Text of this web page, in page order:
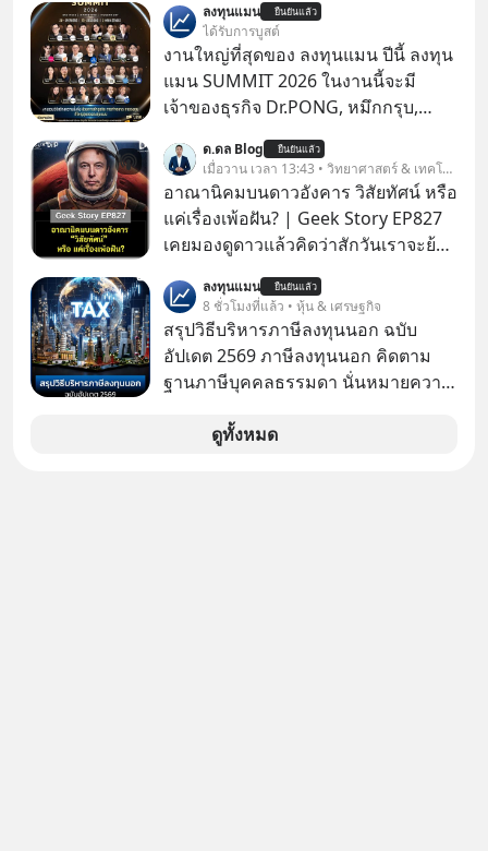
แรกในประเทศไทย ที่ Central Park
ลงทุนแมน ยืนยันแล้ว
ได้รับการบูสต์
งานใหญ่ที่สุดของ ลงทุนแมน ปีนี้ ลงทุน
แมน SUMMIT 2026 ในงานนี้จะมี
เจ้าของธุรกิจ Dr.PONG, หมึกกรุบ,
Fastwork, MizuMi, KARMART, อิชิตัน
มาแชร์ความรู้การสร้างธุรกิจ
ด.ดล Blog ยืนยันแล้ว
เมื่อวาน เวลา 13:43 • วิทยาศาสตร์ & เทคโนโลยี
อาณานิคมบนดาวอังคาร วิสัยทัศน์ หรือ
แค่เรื่องเพ้อฝัน? | Geek Story EP827
เคยมองดูดาวแล้วคิดว่าสักวันเราจะย้าย
หรือ Jeff Bezos บอกไว้หรือเปล่า ภาพ
ฝันที่มหาเศรษฐีซิลิคอนแวลลีย์วาดไว้ว่า
มนุษย์นับล้านจะไปสร้างอาณานิคม
ใหม่ ล้อมรอบด้วยเทคโนโลยีสุดล้ำ อาจ
จะฟังดูน่าตื่นเต้น แต่ความจริงที่ถูกซ่อน
ไว้ใต้พรมคือ ดาวอังคารเป็นเพียงนรกที่
เต็มไปด้วยรังสีมรณะและฝุ่นพิษ แล้ว
ลงทุนแมน ยืนยันแล้ว
8 ชั่วโมงที่แล้ว • หุ้น & เศรษฐกิจ
สรุปวิธีบริหารภาษีลงทุนนอก ฉบับ
อัปเดต 2569 ภาษีลงทุนนอก คิดตาม
ฐานภาษีบุคคลธรรมดา นั่นหมายความ
ดูทั้งหมด